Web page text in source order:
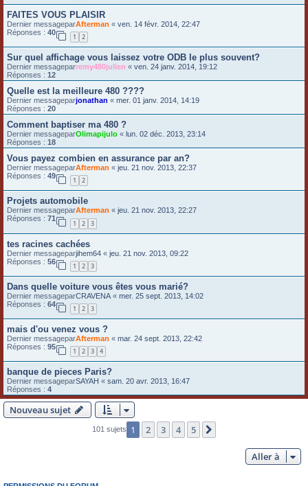
FAITES VOUS PLAISIR
Dernier messageparAfterman « ven. 14 févr. 2014, 22:47
Réponses : 40
1 2
Sur quel affichage vous laissez votre ODB le plus souvent?
Dernier messageparremy480julien « ven. 24 janv. 2014, 19:12
Réponses : 12
Quelle est la meilleure 480 ????
Dernier messageparjonathan « mer. 01 janv. 2014, 14:19
Réponses : 20
Comment baptiser ma 480 ?
Dernier messageparOlimapijulo « lun. 02 déc. 2013, 23:14
Réponses : 18
Vous payez combien en assurance par an?
Dernier messageparAfterman « jeu. 21 nov. 2013, 22:37
Réponses : 49
1 2
Projets automobile
Dernier messageparAfterman « jeu. 21 nov. 2013, 22:27
Réponses : 71
1 2 3
tes racines cachées
Dernier messageparjihem64 « jeu. 21 nov. 2013, 09:22
Réponses : 56
1 2 3
Dans quelle voiture vous êtes vous marié?
Dernier messageparCRAVENA « mer. 25 sept. 2013, 14:02
Réponses : 64
1 2 3
mais d'ou venez vous ?
Dernier messageparAfterman « mar. 24 sept. 2013, 22:42
Réponses : 95
1 2 3 4
banque de pieces Paris?
Dernier messageparSAYAH « sam. 20 avr. 2013, 16:47
Réponses : 4
Nouveau sujet
101 sujets 1 2 3 4 5
Aller à